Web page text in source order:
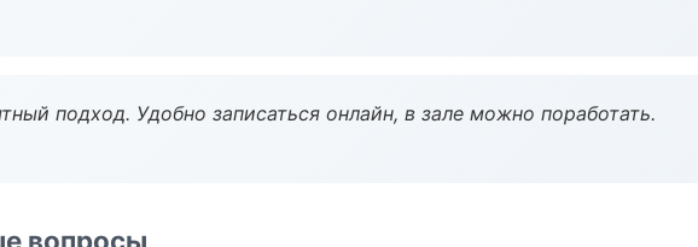
подход. Удобно записаться онлайн, в зале можно поработать.
вопросы